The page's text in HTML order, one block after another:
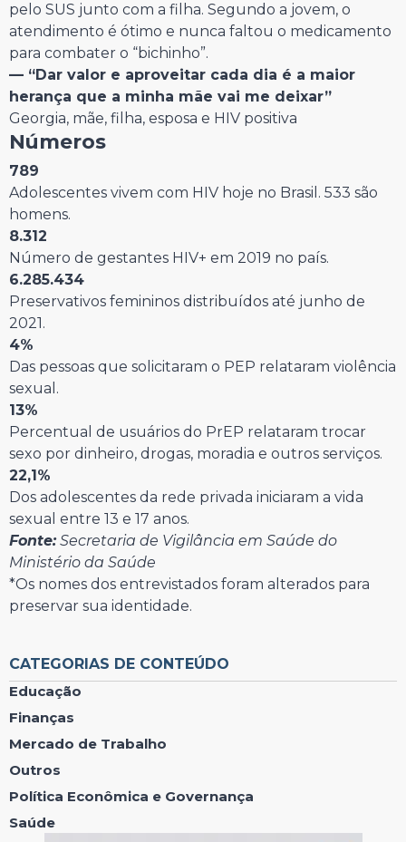
pelo SUS junto com a filha. Segundo a jovem, o
atendimento é ótimo e nunca faltou o medicamento
para combater o “bichinho”.
— “Dar valor e aproveitar cada dia é a maior
herança que a minha mãe vai me deixar”
Georgia, mãe, filha, esposa e HIV positiva
Números
789
Adolescentes vivem com HIV hoje no Brasil. 533 são
homens.
8.312
Número de gestantes HIV+ em 2019 no país.
6.285.434
Preservativos femininos distribuídos até junho de
2021.
4%
Das pessoas que solicitaram o PEP relataram violência
sexual.
13%
Percentual de usuários do PrEP relataram trocar
sexo por dinheiro, drogas, moradia e outros serviços.
22,1%
Dos adolescentes da rede privada iniciaram a vida
sexual entre 13 e 17 anos.
Fonte:Secretaria de Vigilância em Saúde do
Ministério da Saúde
*Os nomes dos entrevistados foram alterados para
preservar sua identidade.
CATEGORIAS DE CONTEÚDO
Educação
Finanças
Mercado de Trabalho
Outros
Política Econômica e Governança
Saúde